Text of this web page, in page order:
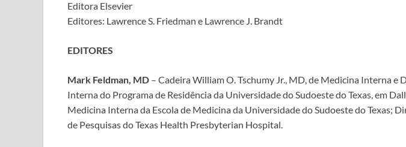
Editora Elsevier
Editores: Lawrence S. Friedman e Lawrence J. Brandt
EDITORES
Mark Feldman, MD – Cadeira William O. Tschumy Jr., MD, de Medicina Interna e
Interna do Programa de Residência da Universidade do Sudoeste do Texas, em
Medicina Interna da Escola de Medicina da Universidade do Sudoeste do Texas;
de Pesquisas do Texas Health Presbyterian Hospital.